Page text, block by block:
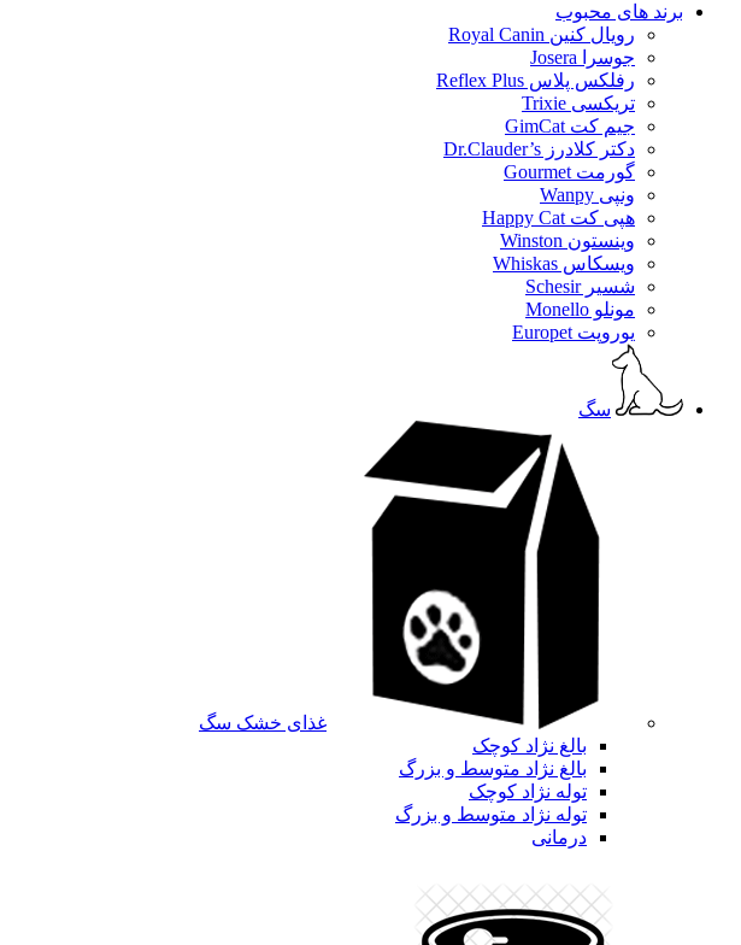
برند های محبوب
رویال کنین Royal Canin
جوسرا Josera
رفلکس پلاس Reflex Plus
تریکسی Trixie
جیم کت GimCat
دکتر کلادرز Dr.Clauder’s
گورمت Gourmet
ونپی Wanpy
هپی کت Happy Cat
وینستون Winston
ویسکاس Whiskas
شسیر Schesir
مونلو Monello
یوروپت Europet
سگ
غذای خشک سگ
بالغ نژاد کوچک
بالغ نژاد متوسط و بزرگ
توله نژاد کوچک
توله نژاد متوسط و بزرگ
درمانی